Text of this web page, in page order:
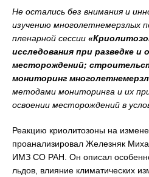
Не остались без внимания и
изучению многолетнемерзлых
пленарной сессии «
исследования при разведке и
месторождений;
мониторинг
методами мониторинга и их
освоении месторождений в
Реакцию криолитозоны на
проанализировал Железняк
ИМЗ СО РАН. Он описал
льдов, влияние климатических